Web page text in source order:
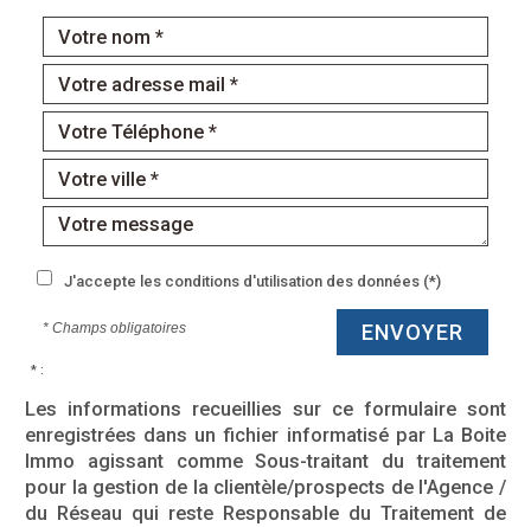
J'accepte les conditions d'utilisation des données (*)
* Champs obligatoires ENVOYER
* :
Les informations recueillies sur ce formulaire sont
enregistrées dans un fichier informatisé par La Boite
Immo agissant comme Sous-traitant du traitement
pour la gestion de la clientèle/prospects de l'Agence /
du Réseau qui reste Responsable du Traitement de